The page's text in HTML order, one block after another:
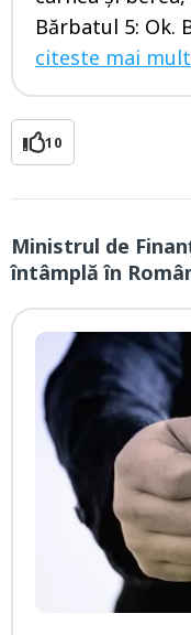
Bărbatul 5: Ok.
citeste mai mult
10
Ministrul de
întâmplă în